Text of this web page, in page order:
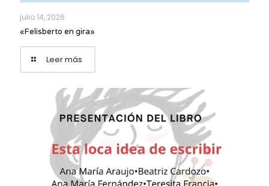
julio 14, 2026
«Felisberto en gira»
Leer más